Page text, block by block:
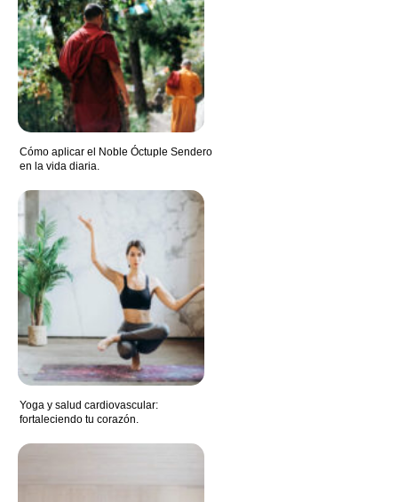
Cómo aplicar el Noble Óctuple Sendero
en la vida diaria.
Yoga y salud cardiovascular:
fortaleciendo tu corazón.